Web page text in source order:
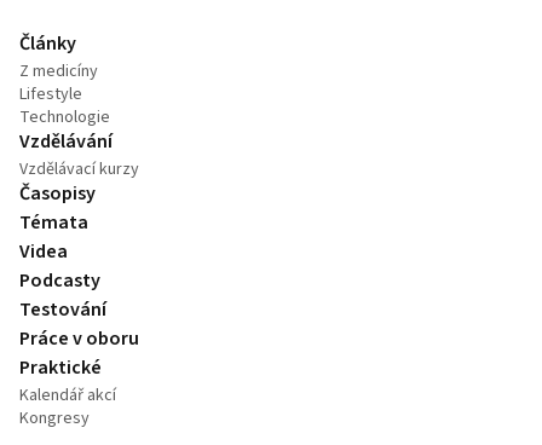
Články
Z medicíny
Lifestyle
Technologie
Vzdělávání
Vzdělávací kurzy
Časopisy
Témata
Videa
Podcasty
Testování
Práce v oboru
Praktické
Kalendář akcí
Kongresy